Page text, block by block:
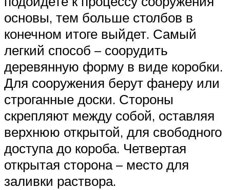
основы, тем больше столбов в
конечном итоге выйдет. Самый
легкий способ – соорудить
деревянную форму в виде коробки.
Для сооружения берут фанеру или
строганные доски. Стороны
скрепляют между собой, оставляя
верхнюю открытой, для свободного
доступа до короба. Четвертая
открытая сторона – место для
заливки раствора.